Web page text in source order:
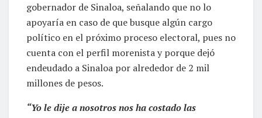
gobernador de Sinaloa, señalando que no lo
apoyaría en caso de que busque algún cargo
político en el próximo proceso electoral, pues no
cuenta con el perfil morenista y porque dejó
endeudado a Sinaloa por alrededor de 2 mil
millones de pesos.
“Yo le dije a nosotros nos ha costado las